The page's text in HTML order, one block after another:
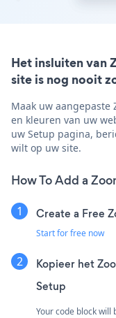
Het insluiten van
site is nog nooit
Maak uw aangepaste
en kleuren van uw
uw Setup pagina,
wilt op uw site.
How To Add a
Create a Free
Start for free now
Kopieer het
Setup
Your code block will